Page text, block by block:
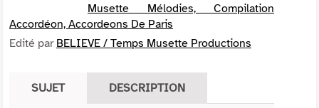
Musette Mélodies, Compilation
Accordéon, Accordeons De Paris
Edité par BELIEVE / Temps Musette Productions
SUJET DESCRIPTION